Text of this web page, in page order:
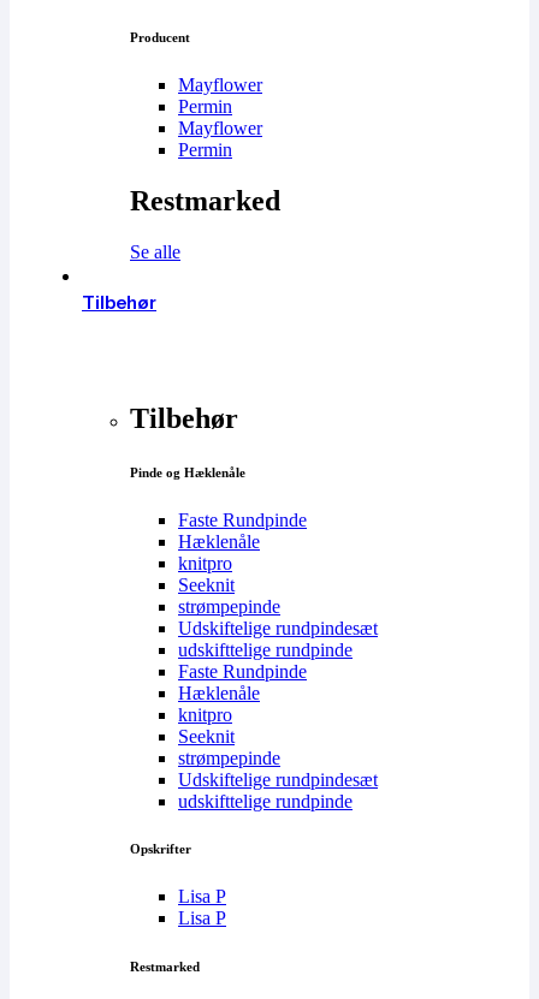
Producent
Mayflower
Permin
Mayflower
Permin
Restmarked
Se alle
Tilbehør
Tilbehør
Pinde og Hæklenåle
Faste Rundpinde
Hæklenåle
knitpro
Seeknit
strømpepinde
Udskiftelige rundpindesæt
udskifttelige rundpinde
Faste Rundpinde
Hæklenåle
knitpro
Seeknit
strømpepinde
Udskiftelige rundpindesæt
udskifttelige rundpinde
Opskrifter
Lisa P
Lisa P
Restmarked